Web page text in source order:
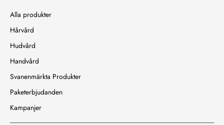
Alla produkter
Hårvård
Hudvård
Handvård
Svanenmärkta Produkter
Paketerbjudanden
Kampanjer